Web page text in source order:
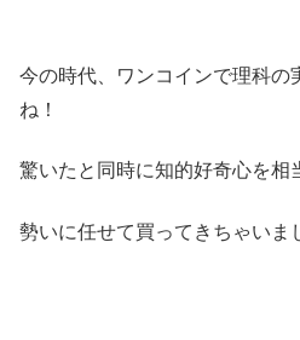
今の時代、ワンコインで理科の
ね！
驚いたと同時に知的好奇心を相
勢いに任せて買ってきちゃいま